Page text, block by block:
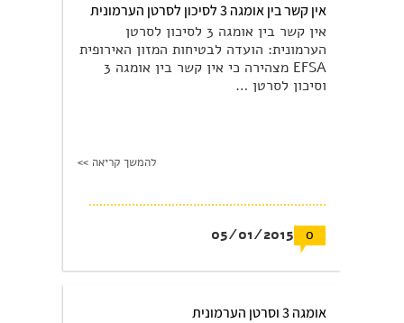
אין קשר בין אומגה 3 לסיכון לסרטן הערמונית
אין קשר בין אומגה 3 לסיכון לסרטן
הערמונית: הועדה לבטיחות המזון האירופית
EFSA מצהירה כי אין קשר בין אומגה 3
וסיכון לסרטן …
להמשך קריאה >>
0
05/01/2015
אומגה 3 וסרטן הערמונית